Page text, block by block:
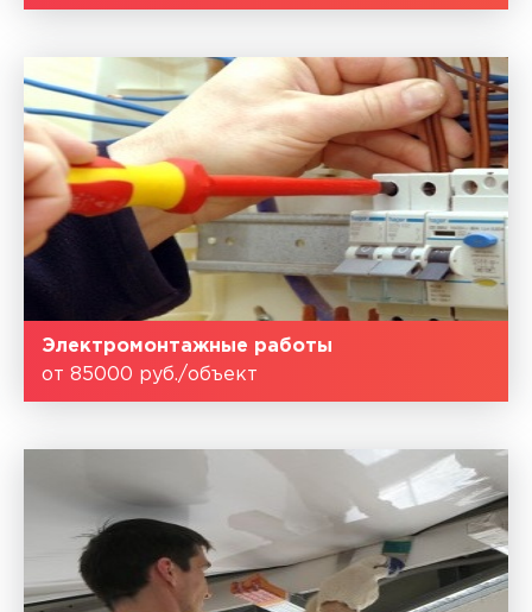
Электромонтажные работы
от 85000 руб./объект